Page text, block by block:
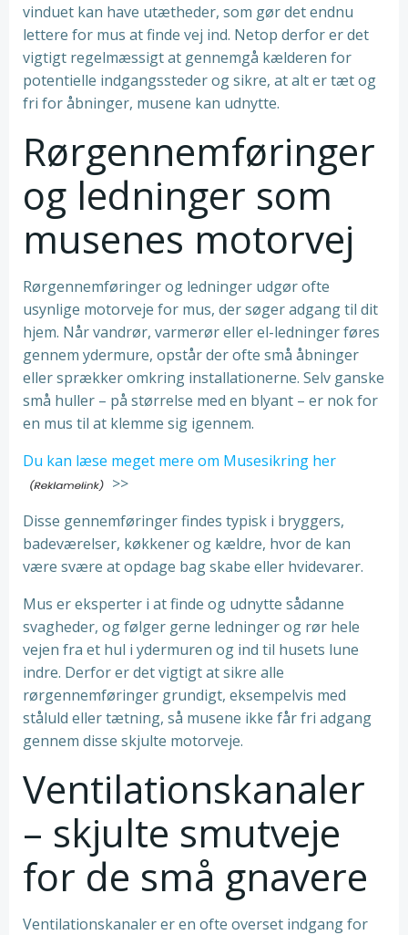
vinduet kan have utætheder, som gør det endnu
lettere for mus at finde vej ind. Netop derfor er det
vigtigt regelmæssigt at gennemgå kælderen for
potentielle indgangssteder og sikre, at alt er tæt og
fri for åbninger, musene kan udnytte.
Rørgennemføringer
og ledninger som
musenes motorvej
Rørgennemføringer og ledninger udgør ofte
usynlige motorveje for mus, der søger adgang til dit
hjem. Når vandrør, varmerør eller el-ledninger føres
gennem ydermure, opstår der ofte små åbninger
eller sprækker omkring installationerne. Selv ganske
små huller – på størrelse med en blyant – er nok for
en mus til at klemme sig igennem.
Du kan læse meget mere om Musesikring her
>>
Disse gennemføringer findes typisk i bryggers,
badeværelser, køkkener og kældre, hvor de kan
være svære at opdage bag skabe eller hvidevarer.
Mus er eksperter i at finde og udnytte sådanne
svagheder, og følger gerne ledninger og rør hele
vejen fra et hul i ydermuren og ind til husets lune
indre. Derfor er det vigtigt at sikre alle
rørgennemføringer grundigt, eksempelvis med
ståluld eller tætning, så musene ikke får fri adgang
gennem disse skjulte motorveje.
Ventilationskanaler
– skjulte smutveje
for de små gnavere
Ventilationskanaler er en ofte overset indgang for